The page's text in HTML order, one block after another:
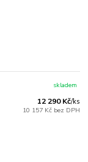
12 290 Kč/ks
10 157 Kč bez DPH
skladem